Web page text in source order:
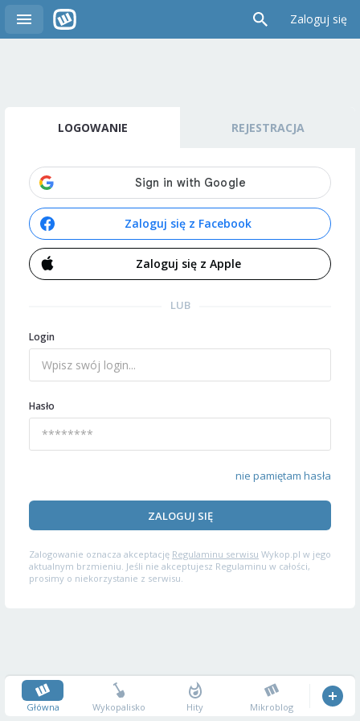
Zaloguj się
LOGOWANIE REJESTRACJA
Zaloguj się z Facebook
Zaloguj się z Apple
LUB
Login
Hasło
nie pamiętam hasła
ZALOGUJ SIĘ
Zalogowanie oznacza akceptację Regulaminu serwisu Wykop.pl w jego
aktualnym brzmieniu. Jeśli nie akceptujesz Regulaminu w całości,
prosimy o niekorzystanie z serwisu.
Główna Wykopalisko Hity Mikroblog